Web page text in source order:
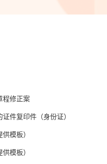
程修正案
件复印件（身份证）
模板）
模板）